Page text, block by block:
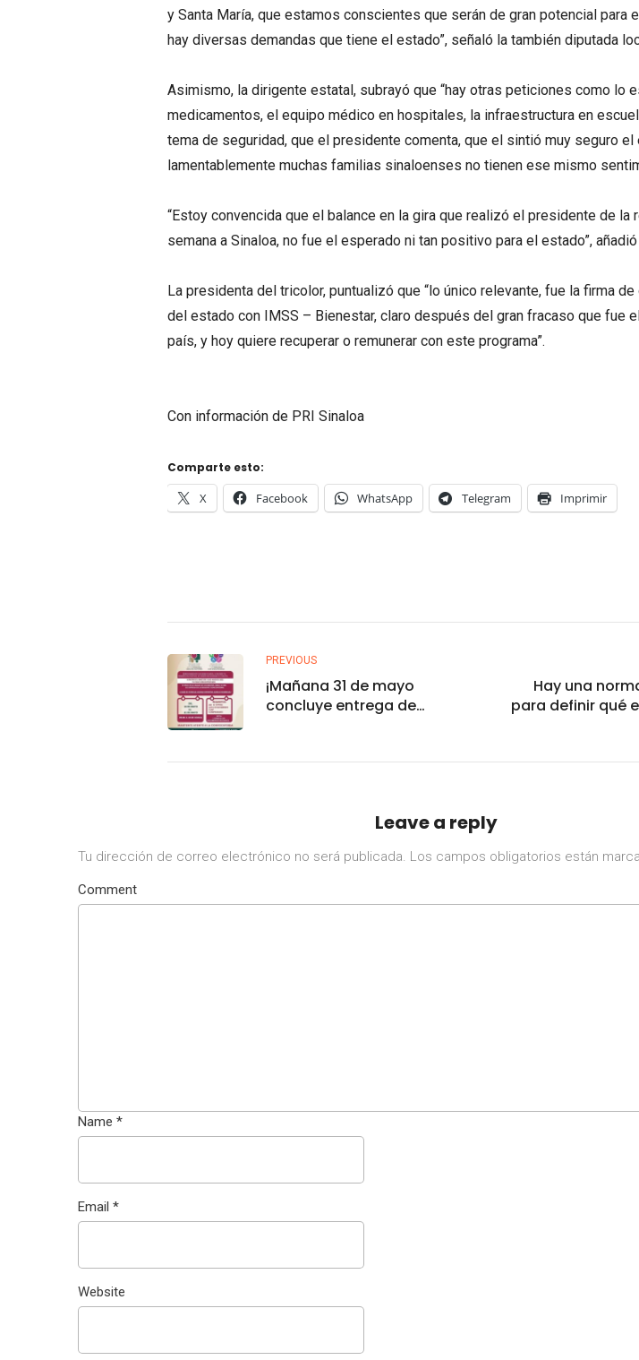
y Santa María, que estamos conscientes que serán de gran potencial para
hay diversas demandas que tiene el estado”, señaló la también diputada
Asimismo, la dirigente estatal, subrayó que “hay otras peticiones como lo
medicamentos, el equipo médico en hospitales, la infraestructura en
tema de seguridad, que el presidente comenta, que el sintió muy seguro
lamentablemente muchas familias sinaloenses no tienen ese mismo
“Estoy convencida que el balance en la gira que realizó el presidente de la
semana a Sinaloa, no fue el esperado ni tan positivo para el estado”,
La presidenta del tricolor, puntualizó que “lo único relevante, fue la firma
del estado con IMSS – Bienestar, claro después del gran fracaso que fue
país, y hoy quiere recuperar o remunerar con este programa”.
Con información de PRI Sinaloa
Comparte esto:
X Facebook WhatsApp Telegram Imprimir
PREVIOUS
¡Mañana 31 de mayo
concluye entrega de
Hay una
para definir qué
Leave a reply
Tu dirección de correo electrónico no será publicada. Los campos obligatorios están
Comment
Name *
Email *
Website